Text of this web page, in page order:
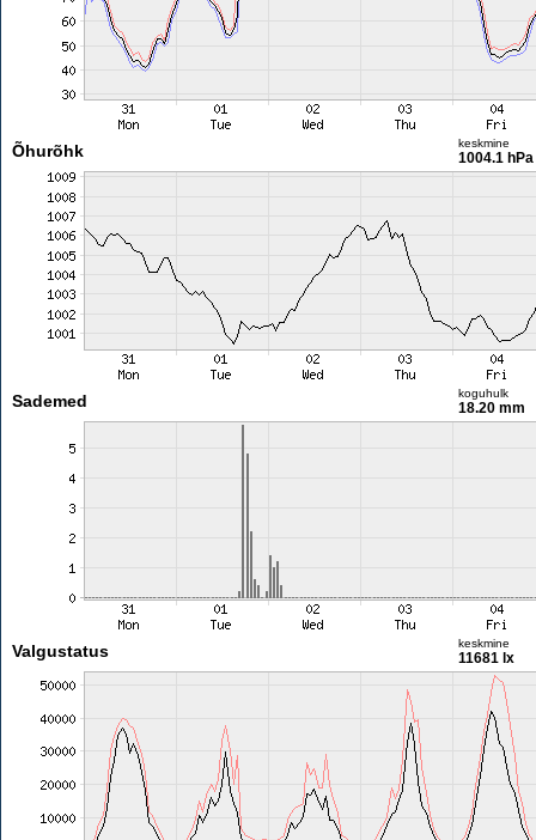
Õhurõhk keskmine
1004.1 hPa
Sademed koguhulk
18.20 mm
Valgustatus keskmine
11681 lx